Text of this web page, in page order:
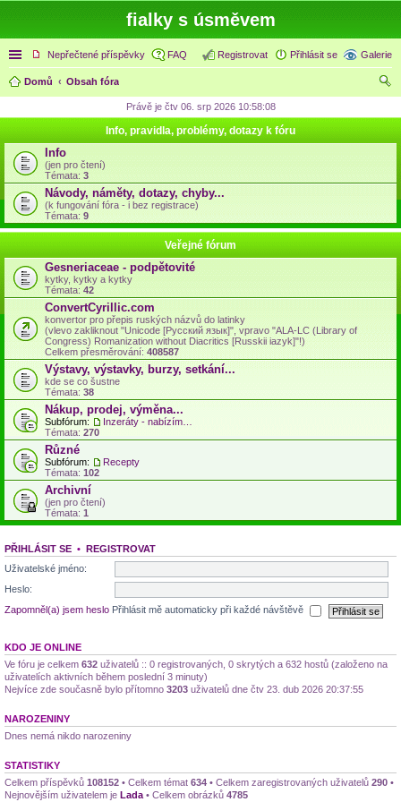
fialky s úsměvem
Rychlé odkazy
Nepřečtené příspěvky Galerie
FAQ Přihlásit se
Registrovat
Domů
Obsah fóra
Právě je čtv 06. srp 2026 10:58:08
Info, pravidla, problémy, dotazy k fóru
Info
(jen pro čtení)
Témata: 3
Návody, náměty, dotazy, chyby...
(k fungování fóra - i bez registrace)
Témata: 9
Veřejné fórum
Gesneriaceae - podpětovité
kytky, kytky a kytky
Témata: 42
ConvertCyrillic.com
konvertor pro přepis ruských názvů do latinky
(vlevo zakliknout "Unicode [Русский язык]", vpravo "ALA-LC (Library of
Congress) Romanization without Diacritics [Russkii iazyk]"!)
Celkem přesměrování:408587
Výstavy, výstavky, burzy, setkání...
kde se co šustne
Témata: 38
Nákup, prodej, výměna...
Subfórum:
Témata: 270
Různé
Subfórum:
Recepty
Témata: 102
Archivní
(jen pro čtení)
Témata: 1
PŘIHLÁSIT SE • REGISTROVAT
Uživatelské jméno:
Heslo:
Zapomněl(a) jsem heslo Přihlásit mě automaticky při každé návštěvě
KDO JE ONLINE
Ve fóru je celkem 632 uživatelů :: 0 registrovaných, 0 skrytých a 632 hostů (založeno na
uživatelích aktivních během poslední 3 minuty)
Nejvíce zde současně bylo přítomno 3203 uživatelů dne čtv 23. dub 2026 20:37:55
NAROZENINY
Dnes nemá nikdo narozeniny
STATISTIKY
Celkem příspěvků 108152 • Celkem témat 634 • Celkem zaregistrovaných uživatelů 290 •
Nejnovějším uživatelem je Lada • Celkem obrázků 4785